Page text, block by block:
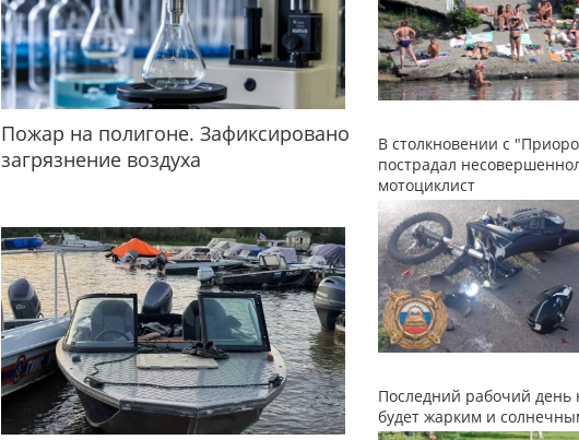
Пожар на полигоне. Зафиксировано
загрязнение воздуха
В столкновении с
пострадал
мотоциклист
Последний рабочий день
будет жарким и